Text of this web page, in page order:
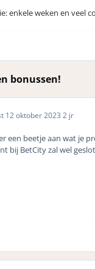
enkele weken en veel
bonussen!
12 oktober 2023 2 jr
een beetje aan wat je
bij BetCity zal wel